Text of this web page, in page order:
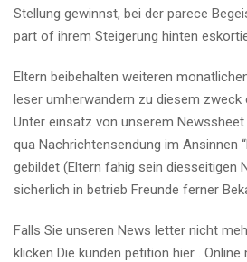
Stellung gewinnst, bei der parece
part of ihrem Steigerung hinten
Eltern beibehalten weiteren
leser umherwandern zu diesem zweck
Unter einsatz von unserem
qua Nachrichtensendung im Ansinnen
gebildet (Eltern fahig sein diesseitigen
sicherlich in betrieb Freunde ferner
Falls Sie unseren News letter nicht
klicken Die kunden petition hier .